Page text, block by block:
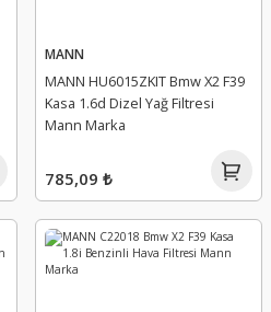
MANN
MANN HU6015ZKIT Bmw X2 F39
Kasa 1.6d Dizel Yağ Filtresi
Mann Marka
785,09 ₺